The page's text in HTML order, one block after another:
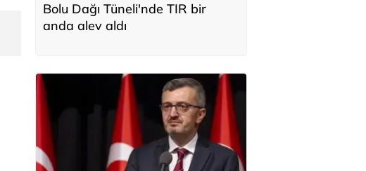
Bolu Dağı Tüneli'nde TIR bir
anda alev aldı